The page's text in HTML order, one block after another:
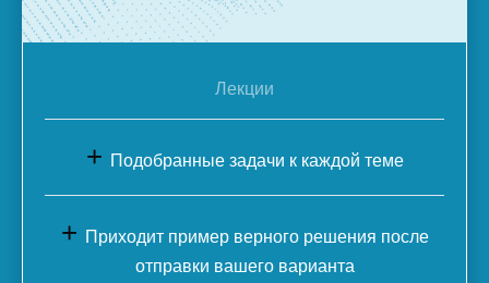
Лекции
+ Подобранные задачи к каждой теме
+ Приходит пример верного решения после
отправки вашего варианта